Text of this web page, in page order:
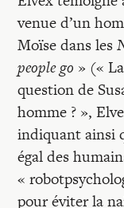
venue d’un
Moïse dans les
people go » («
question de
homme ? »,
indiquant ainsi
égal des
«
pour éviter la